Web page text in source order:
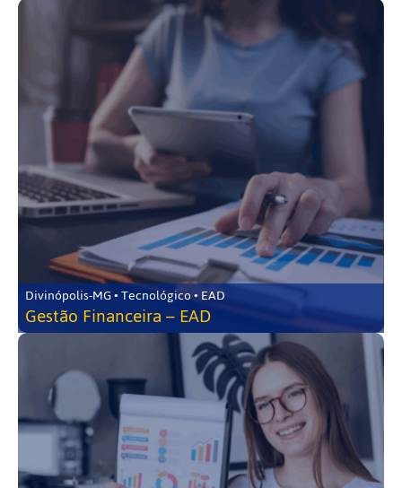
Divinópolis-MG • Tecnológico • EAD
Gestão Financeira – EAD